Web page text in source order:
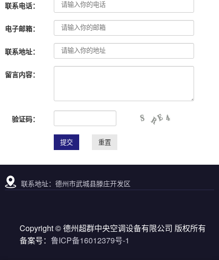
联系电话：
电子邮箱：
联系地址：
留言内容：
验证码：
联系地址：德州市武城县滕庄开发区
Copyright © 德州超群中央空调设备有限公司 版权所有
备案号： 鲁ICP备16012379号-1